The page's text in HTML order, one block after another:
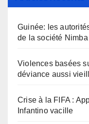
Guinée: les
de la société
Violences basées
déviance aussi
Crise à la FIFA :
Infantino vacille